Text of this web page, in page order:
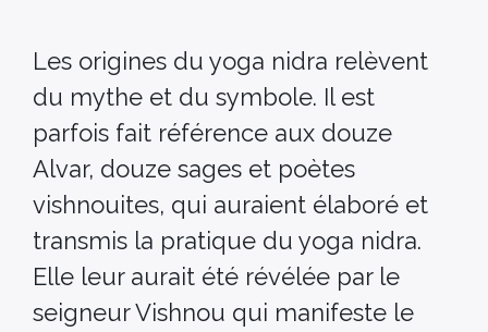
Les origines du yoga nidra relèvent
du mythe et du symbole. Il est
parfois fait référence aux douze
Alvar, douze sages et poètes
vishnouites, qui auraient élaboré et
transmis la pratique du yoga nidra.
Elle leur aurait été révélée par le
seigneur Vishnou qui manifeste le